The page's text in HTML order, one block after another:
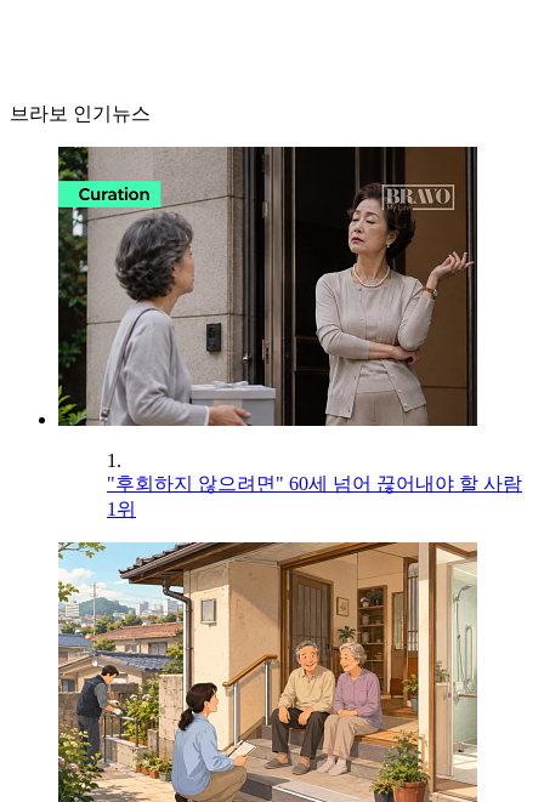
브라보 인기뉴스
1.
"후회하지 않으려면" 60세 넘어 끊어내야 할 사람
1위